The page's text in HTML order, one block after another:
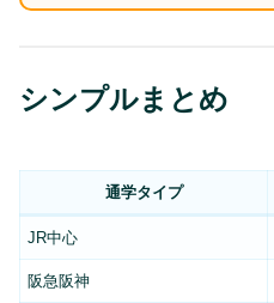
シンプルまとめ
通学タイプ
JR中心
阪急阪神